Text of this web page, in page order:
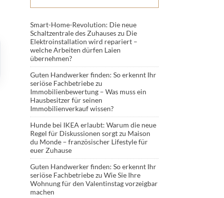
Smart-Home-Revolution: Die neue
Schaltzentrale des Zuhauseszu Die
Elektroinstallation wird repariert –
welche Arbeiten dürfen Laien
übernehmen?
Guten Handwerker finden: So erkennt Ihr
seriöse Fachbetriebezu
Immobilienbewertung – Was muss ein
Hausbesitzer für seinen
Immobilienverkauf wissen?
Hunde bei IKEA erlaubt: Warum die neue
Regel für Diskussionen sorgtzu Maison
du Monde – französischer Lifestyle für
euer Zuhause
Guten Handwerker finden: So erkennt Ihr
seriöse Fachbetriebezu Wie Sie Ihre
Wohnung für den Valentinstag vorzeigbar
machen